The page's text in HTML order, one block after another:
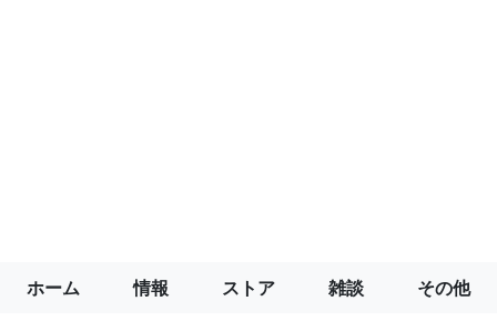
ホーム 情報 ストア 雑談 その他